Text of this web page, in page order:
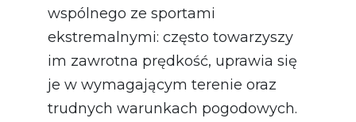
wspólnego ze sportami
ekstremalnymi: często towarzyszy
im zawrotna prędkość, uprawia się
je w wymagającym terenie oraz
trudnych warunkach pogodowych.